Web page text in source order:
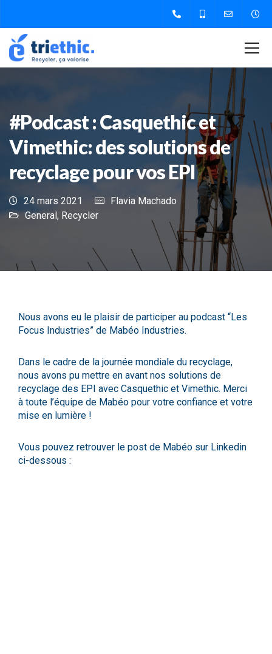
#Podcast : Casquethic et
Vimethic: des solutions de
recyclage pour vos EPI
24 mars 2021
Flavia Machado
General, Recycler
Nous avons eu le plaisir de participer au podcast “Les
Focus Industries” de Mabéo Industries.
Dans le cadre de la journée mondiale du recyclage,
nous avons pu mettre en avant nos solutions de
recyclage des EPI avec Casquethic et Vimethic. Merci
à toute l’équipe de Mabéo pour votre confiance et votre
mise en lumière !
Vous pouvez retrouver le post de Mabéo sur Linkedin
ci-dessous :